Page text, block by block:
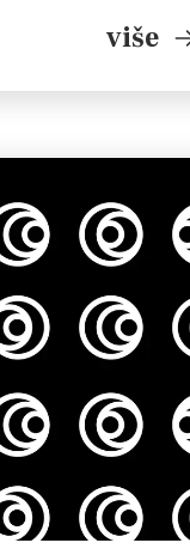
Dizajn plakata: K.A.
Premijera:više